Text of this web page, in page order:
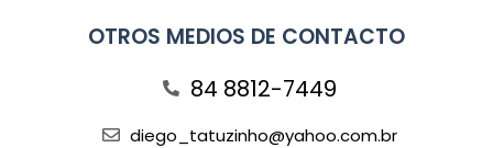
OTROS MEDIOS DE CONTACTO
84 8812-7449
diego_tatuzinho@yahoo.com.br